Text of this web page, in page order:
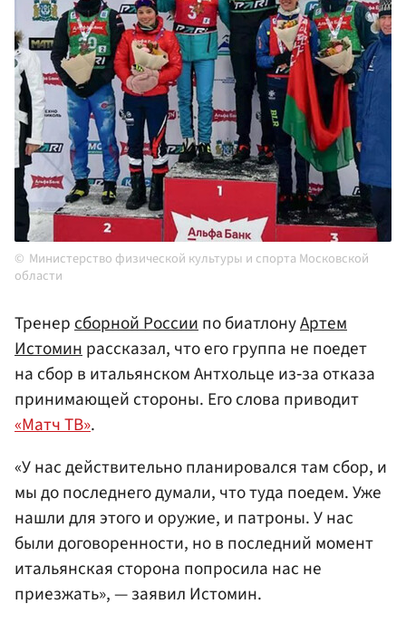
Министерство физической культуры и спорта Московской
области
Тренерсборной Россиипо биатлонуАртем
Истоминрассказал, что его группа не поедет
на сбор в итальянском Антхольце из‑за отказа
принимающей стороны. Его слова приводит
«Матч ТВ».
«У нас действительно планировался там сбор, и
мы до последнего думали, что туда поедем. Уже
нашли для этого и оружие, и патроны. У нас
были договоренности, но в последний момент
итальянская сторона попросила нас не
приезжать», — заявил Истомин.